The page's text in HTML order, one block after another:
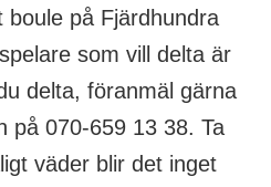
på Fjärdhundra
som vill delta är
delta, föranmäl gärna
på 070-659 13 38. Ta
väder blir det inget